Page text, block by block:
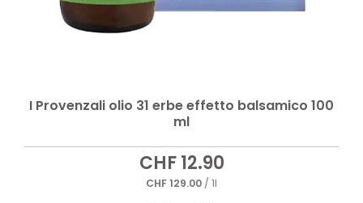
I Provenzali olio 31 erbe effetto balsamico 100
ml
CHF12.90
CHF129.00 / 1l